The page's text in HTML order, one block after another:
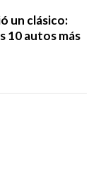
un clásico:
10 autos más